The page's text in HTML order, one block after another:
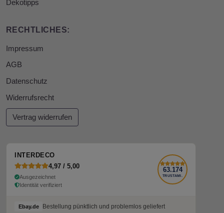
Dekotipps
RECHTLICHES:
Impressum
AGB
Datenschutz
Widerrufsrecht
Vertrag widerrufen
INTERDECO
4,97 / 5,00
Ausgezeichnet
Identität verifiziert
63.174
TRUSTAMI.
Ebay.de Bestellung pünktlich und problemlos geliefert
Ebay.de Bestellung pünktlich und problemlos geliefert